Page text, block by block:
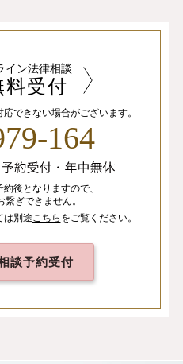
イン法律相談
料受付
応できない場合がございます。
164
後となりますので、
ぎできません。
は別途 こちらをご覧ください。
談予約受付